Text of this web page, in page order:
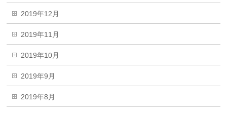
2019年12月
2019年11月
2019年10月
2019年9月
2019年8月